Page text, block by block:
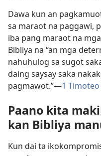
Dawa kun an
sa maraot na paggawi,
iba pang maraot na
Bibliya na “an mga
nahuhulog sa sugot
daing saysay saka
pagmawot.”—1 Timoteo
Paano kita
kan Bibliya
Kun dai ta